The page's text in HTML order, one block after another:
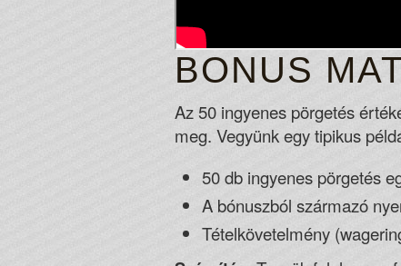
BONUS
Az 50 ingyenes pörgetés
meg. Vegyünk egy tipikus
50 db ingyenes pörgetés
A bónuszból származó
Tételkövetelmény